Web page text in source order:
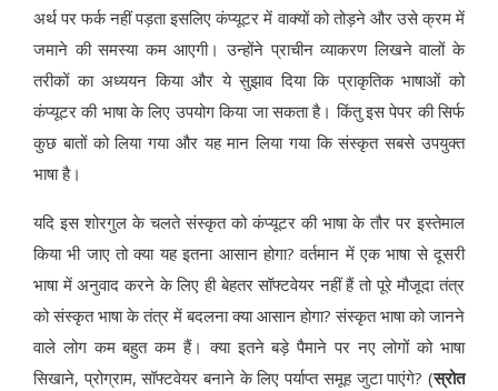
अर्थ पर फर्क नहीं पड़ता इसलिए कंप्यूटर में वाक्यों को तोड़ने और उसे क्रम में
जमाने की समस्या कम आएगी। उन्होंने प्राचीन व्याकरण लिखने वालों के
तरीकों का अध्ययन किया और ये सुझाव दिया कि प्राकृतिक भाषाओं को
कंप्यूटर की भाषा के लिए उपयोग किया जा सकता है। किंतु इस पेपर की सिर्फ
कुछ बातों को लिया गया और यह मान लिया गया कि संस्कृत सबसे उपयुक्त
भाषा है।
यदि इस शोरगुल के चलते संस्कृत को कंप्यूटर की भाषा के तौर पर इस्तेमाल
किया भी जाए तो क्या यह इतना आसान होगा? वर्तमान में एक भाषा से दूसरी
भाषा में अनुवाद करने के लिए ही बेहतर सॉफ्टवेयर नहीं हैं तो पूरे मौजूदा तंत्र
को संस्कृत भाषा के तंत्र में बदलना क्या आसान होगा? संस्कृत भाषा को जानने
वाले लोग कम बहुत कम हैं। क्या इतने बड़े पैमाने पर नए लोगों को भाषा
सिखाने, प्रोग्राम, सॉफ्टवेयर बनाने के लिए पर्याप्त समूह जुटा पाएंगे? (स्रोत